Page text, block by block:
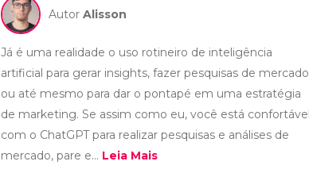
Autor Alisson
Já é uma realidade o uso rotineiro de inteligência
artificial para gerar insights, fazer pesquisas de mercado
ou até mesmo para dar o pontapé em uma estratégia
de marketing. Se assim como eu, você está confortável
com o ChatGPT para realizar pesquisas e análises de
mercado, pare e... Leia Mais